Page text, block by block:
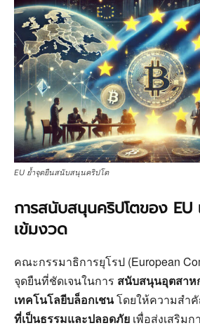
EU ย้ำจุดยืนสนับสนุนคริปโต
การสนับสนุนคริปโตของ EU
เข้มงวด
คณะกรรมาธิการยุโรป (European
จุดยืนที่ชัดเจนในการ สนับสนุนอุตสาห
เทคโนโลยีบล็อกเชนโดยให้ความสำ
ที่เป็นธรรมและปลอดภัย เพื่อส่งเสริมก